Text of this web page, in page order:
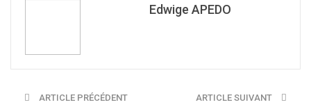
Edwige APEDO
ARTICLE PRÉCÉDENT ARTICLE SUIVANT